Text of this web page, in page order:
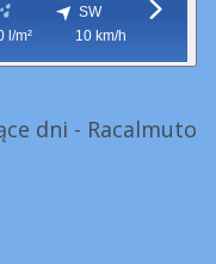
l/m²
SW
10 km/h
dni - Racalmuto